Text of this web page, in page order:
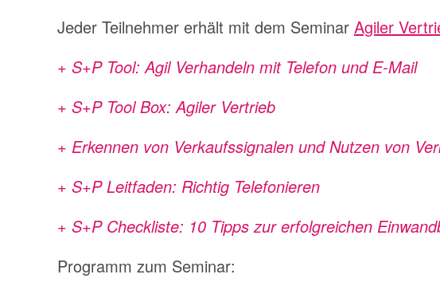
Jeder Teilnehmer erhält mit dem Seminar Agiler
+ S+P Tool: Agil Verhandeln mit Telefon und E-Mail
+ S+P Tool Box: Agiler Vertrieb
+ Erkennen von Verkaufssignalen und Nutzen von
+ S+P Leitfaden: Richtig Telefonieren
+ S+P Checkliste: 10 Tipps zur erfolgreichen
Programm zum Seminar: